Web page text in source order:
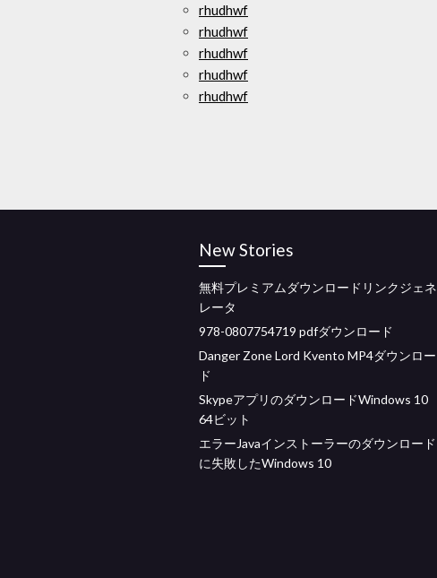
rhudhwf
rhudhwf
rhudhwf
rhudhwf
rhudhwf
New Stories
無料プレミアムダウンロードリンクジェネ
レータ
978-0807754719 pdfダウンロード
Danger Zone Lord Kvento MP4ダウンロー
ド
SkypeアプリのダウンロードWindows 10
64ビット
エラーJavaインストーラーのダウンロード
に失敗したWindows 10